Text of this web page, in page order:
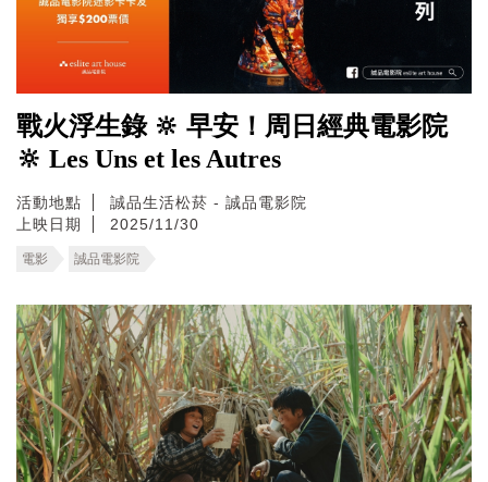
戰火浮生錄 🔆 早安！周日經典電影院
🔆 Les Uns et les Autres
活動地點
誠品生活松菸 - 誠品電影院
上映日期
2025/11/30
電影 誠品電影院